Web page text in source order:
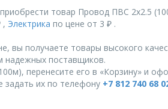
товар Провод ПВС 2х2.5
, Электрика по цене от 3 ₽ .
вы получаете товары высокого
надежных поставщиков.
перенесите его в «Корзину» и
задать их по телефону +7 812 740 68